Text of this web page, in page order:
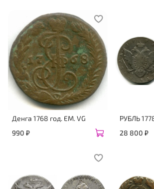
Денга 1768 год. ЕМ. VG
990 ₽
РУБЛЬ
28 800 ₽